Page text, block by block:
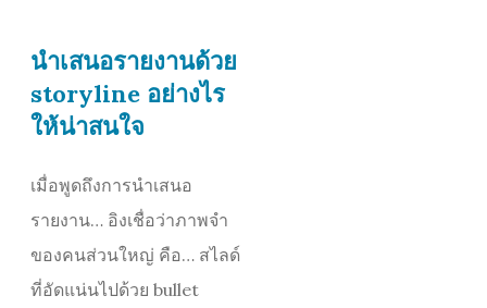
นำเสนอรายงานด้วย
storyline อย่างไร
ให้น่าสนใจ
เมื่อพูดถึงการนำเสนอ
รายงาน… อิงเชื่อว่าภาพจำ
ของคนส่วนใหญ่ คือ… สไลด์
ที่อัดแน่นไปด้วย bullet